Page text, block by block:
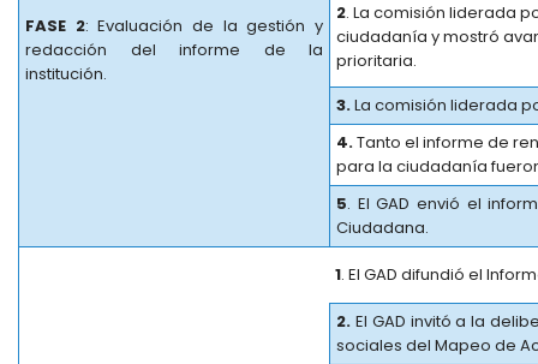
FASE 2: Evaluación de la gestión y
redacción del informe de la
institución.
2. La comisión liderada
ciudadanía y mostró
prioritaria.
3.La comisión liderada
4.Tanto el informe de
para la ciudadanía
5. El GAD envió el
Ciudadana.
1. El GAD difundió el
2. El GAD invitó a la
sociales del Mapeo de